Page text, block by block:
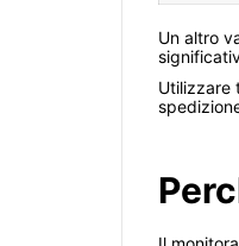
Un altro
Utilizzare